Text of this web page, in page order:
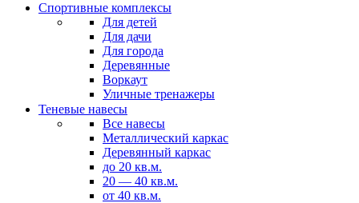
Спортивные комплексы
Для детей
Для дачи
Для города
Деревянные
Воркаут
Уличные тренажеры
Теневые навесы
Все навесы
Металлический каркас
Деревянный каркас
до 20 кв.м.
20 — 40 кв.м.
от 40 кв.м.